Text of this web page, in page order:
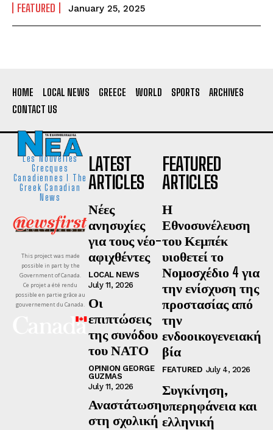
FEATURED January 25, 2025
HOME LOCAL NEWS GREECE WORLD SPORTS
ARCHIVES
CONTACT US
Les Nouvelles
Grecques
Canadiennes I The
Greek Canadian
News
This project was made
possible in part by the
Government of Canada.
Ce projet a été rendu
possible en partie grâce au
gouvernement du Canada.
LATEST
ARTICLES
Νέες
ανησυχίες
για τους νέο-
αφιχθέντες
LOCAL NEWS
July 11, 2026
Οι
επιπτώσεις
της συνόδου
του ΝΑΤΟ
OPINION GEORGE
GUZMAS
July 11, 2026
Αναστάτωση
στη σχολική
FEATURED
ARTICLES
Η
Εθνοσυνέλευση
του Κεμπέκ
υιοθετεί το
Νομοσχέδιο 4 για
την ενίσχυση της
προστασίας από
την
ενδοοικογενειακή
βία
FEATURED July 4, 2026
Συγκίνηση,
υπερηφάνεια και
ελληνική